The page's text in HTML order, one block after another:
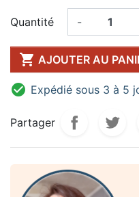
Quantité -
 AJOUTER AU
 Expédié sous 3 à 5
Partager